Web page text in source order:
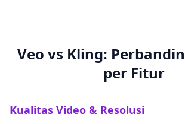
Veo vs Kling:
per Fitur
Kualitas Video & Resolusi